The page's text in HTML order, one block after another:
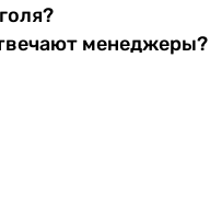
менеджеры?